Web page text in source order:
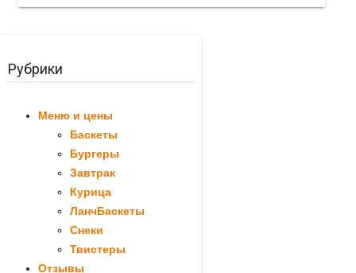
Рубрики
Меню и цены
Баскеты
Бургеры
Завтрак
Курица
ЛанчБаскеты
Снеки
Твистеры
Отзывы